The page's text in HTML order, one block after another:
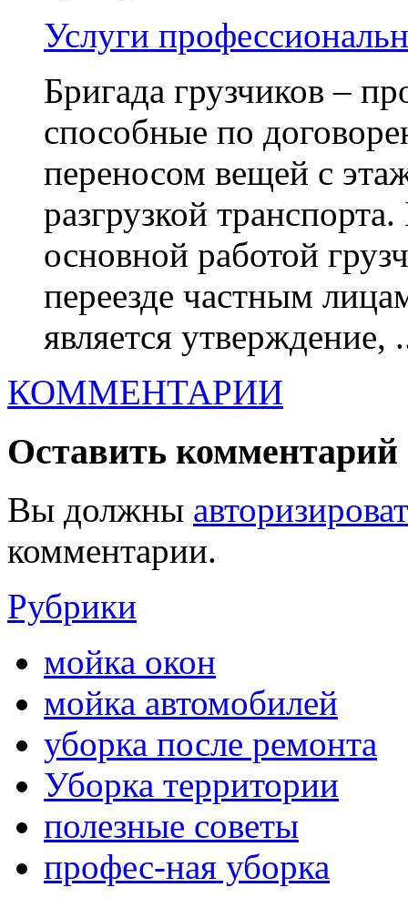
Услуги
Бригада грузчиков –
способные по
переносом вещей с
разгрузкой
основной работой
переезде частным
является утверждение,
КОММЕНТАРИИ
Оставить комментарий
Вы должны
комментарии.
Рубрики
мойка окон
мойка автомобилей
уборка после ремонта
Уборка территории
полезные советы
профес-ная уборка